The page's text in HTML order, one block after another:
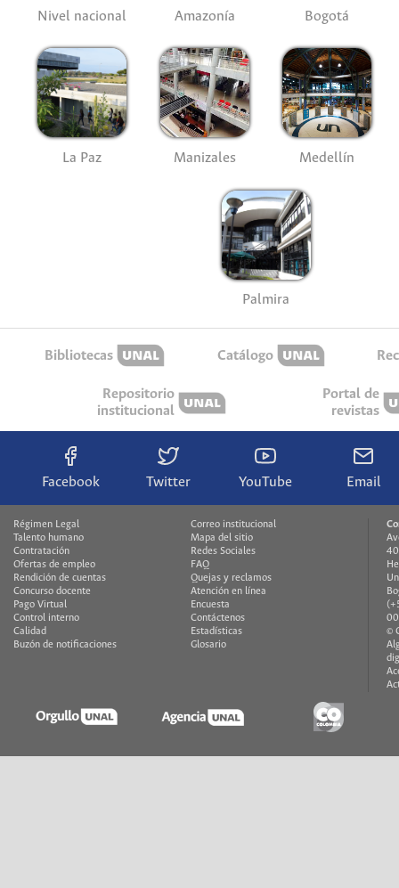
Nivel nacional Amazonía Bogotá
La Paz Manizales Medellín
Palmira
Bibliotecas Catálogo
Repositorio
institucional
Portal de
revistas
Facebook Twitter YouTube Email
Régimen Legal
Talento humano
Contratación
Ofertas de empleo
Rendición de cuentas
Concurso docente
Pago Virtual
Control interno
Calidad
Buzón de notificaciones
Correo institucional
Mapa del sitio
Redes Sociales
FAQ
Quejas y reclamos
Atención en línea
Encuesta
Contáctenos
Estadísticas
Glosario
©